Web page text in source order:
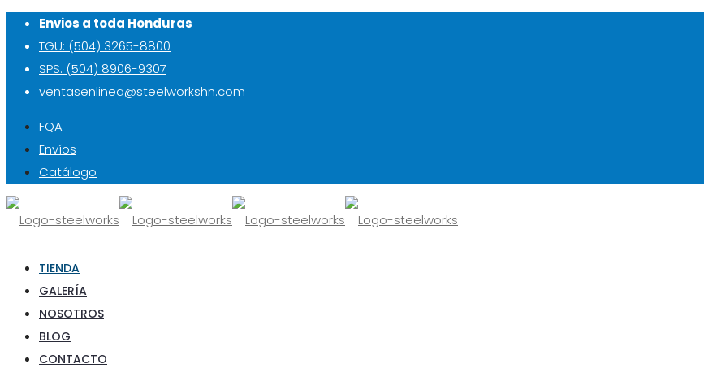
Envios a toda Honduras
TGU: (504) 3265-8800
SPS: (504) 8906-9307
ventasenlinea@steelworkshn.com
FQA
Envíos
Catálogo
TIENDA
GALERÍA
NOSOTROS
BLOG
CONTACTO